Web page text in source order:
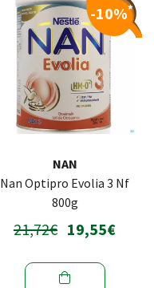
-10%*
NAN
Nan Optipro Evolia 3 Nf
800g
21,72€ 19,55€